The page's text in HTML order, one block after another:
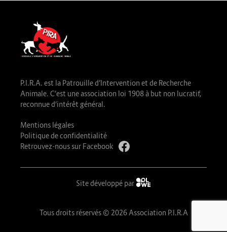
P.I.R.A. est la Patrouille d’Intervention et de Recherche
Animale. C’est une association loi 1908 à but non lucratif,
reconnue d’intérêt général.
Mentions légales
Politique de confidentialité
Retrouvez-nous sur Facebook
Site développé par
Tous droits réservés © 2026 Association P.I.R.A